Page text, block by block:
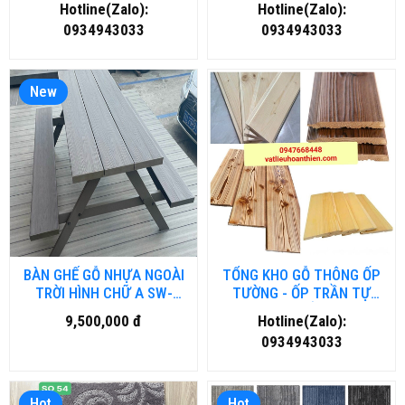
Hotline(Zalo):
0934943033
Hotline(Zalo):
0934943033
New
BÀN GHẾ GỖ NHỰA NGOÀI
TRỜI HÌNH CHỮ A SW-
BG.DN.HM
9,500,000 đ
TỔNG KHO GỖ THÔNG ỐP
TƯỜNG - ỐP TRẦN TỰ
NHIÊN TẠI HẢI DƯƠNG
Hotline(Zalo):
0934943033